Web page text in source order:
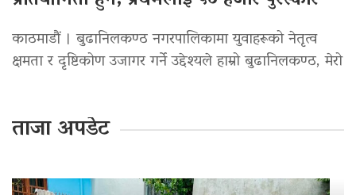
काठमाडौं । बुढानिलकण्ठ नगरपालिकामा युवाहरूको नेतृत्व
क्षमता र दृष्टिकोण उजागर गर्ने उद्देश्यले हाम्रो बुढानिलकण्ठ, मेरो
ताजा अपडेट